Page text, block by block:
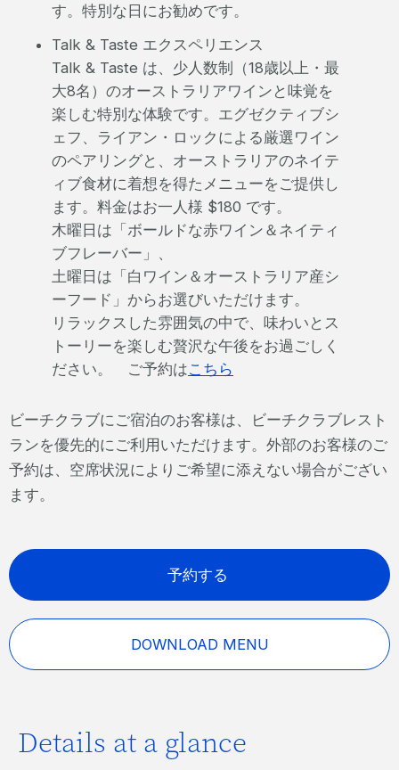
す。特別な日にお勧めです。
Talk & Taste エクスペリエンス
Talk & Taste は、少人数制（18歳以上・最
大8名）のオーストラリアワインと味覚を
楽しむ特別な体験です。エグゼクティブシ
ェフ、ライアン・ロックによる厳選ワイン
のペアリングと、オーストラリアのネイテ
ィブ食材に着想を得たメニューをご提供し
ます。ㅤㅤㅤㅤㅤㅤㅤㅤㅤㅤㅤㅤㅤㅤㅤㅤㅤㅤㅤㅤㅤㅤㅤㅤㅤㅤㅤㅤㅤㅤㅤㅤㅤㅤㅤㅤㅤㅤㅤ料金はお一人様 $180 です。
木曜日は「ボールドな赤ワイン＆ネイティ
ブフレーバー」、
土曜日は「白ワイン＆オーストラリア産シ
ーフード」からお選びいただけます。
リラックスした雰囲気の中で、味わいとス
トーリーを楽しむ贅沢な午後をお過ごしく
ださい。 ご予約はこちら
ビーチクラブにご宿泊のお客様は、ビーチクラブレスト
ランを優先的にご利用いただけます。外部のお客様のご
予約は、空席状況によりご希望に添えない場合がござい
ます。
予約する
DOWNLOAD MENU
Details at a glance